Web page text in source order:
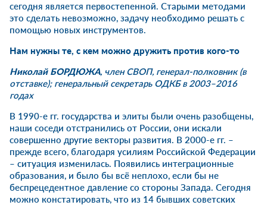
сегодня является первостепенной. Старыми методами
это сделать невозможно, задачу необходимо решать с
помощью новых инструментов.
Нам нужны те, с кем можно дружить против кого-то
Николай БОРДЮЖА, член СВОП, генерал-полковник (в
отставке); генеральный секретарь ОДКБ в 2003–2016
годах
В 1990-е гг. государства и элиты были очень разобщены,
наши соседи отстранились от России, они искали
совершенно другие векторы развития. В 2000-е гг. –
прежде всего, благодаря усилиям Российской Федерации
– ситуация изменилась. Появились интеграционные
образования, и было бы всё неплохо, если бы не
беспрецедентное давление со стороны Запада. Сегодня
можно констатировать, что из 14 бывших советских